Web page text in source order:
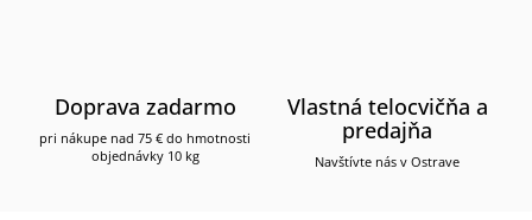
Doprava zadarmo
pri nákupe nad 75 € do hmotnosti
objednávky 10 kg
Vlastná telocvičňa a
predajňa
Navštívte nás v Ostrave